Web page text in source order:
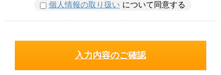
個人情報の取り扱い について同意する